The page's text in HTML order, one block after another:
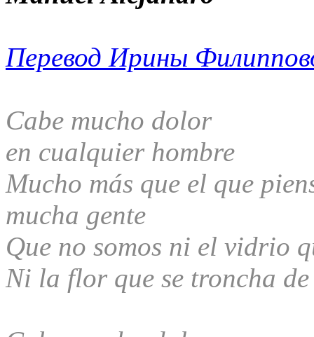
Перевод Ирины
Cabe mucho dolor
en cualquier hombre
Mucho más que el que
mucha gente
Que no somos ni el vidrio
Ni la flor que se troncha de